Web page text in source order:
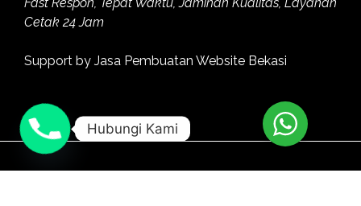
Fast Respon, Tepat Waktu, Jaminan Kualitas, Layanan
Cetak 24 Jam
Support by Jasa Pembuatan Website Bekasi
Hubungi Kami